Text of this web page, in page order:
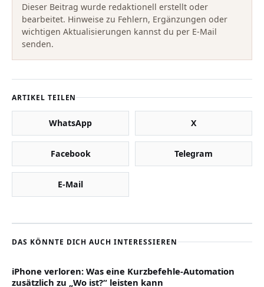
Dieser Beitrag wurde redaktionell erstellt oder
bearbeitet. Hinweise zu Fehlern, Ergänzungen oder
wichtigen Aktualisierungen kannst du per E-Mail
senden.
ARTIKEL TEILEN
WhatsApp X
Facebook Telegram
E-Mail
DAS KÖNNTE DICH AUCH INTERESSIEREN
iPhone verloren: Was eine Kurzbefehle-Automation
zusätzlich zu „Wo ist?“ leisten kann